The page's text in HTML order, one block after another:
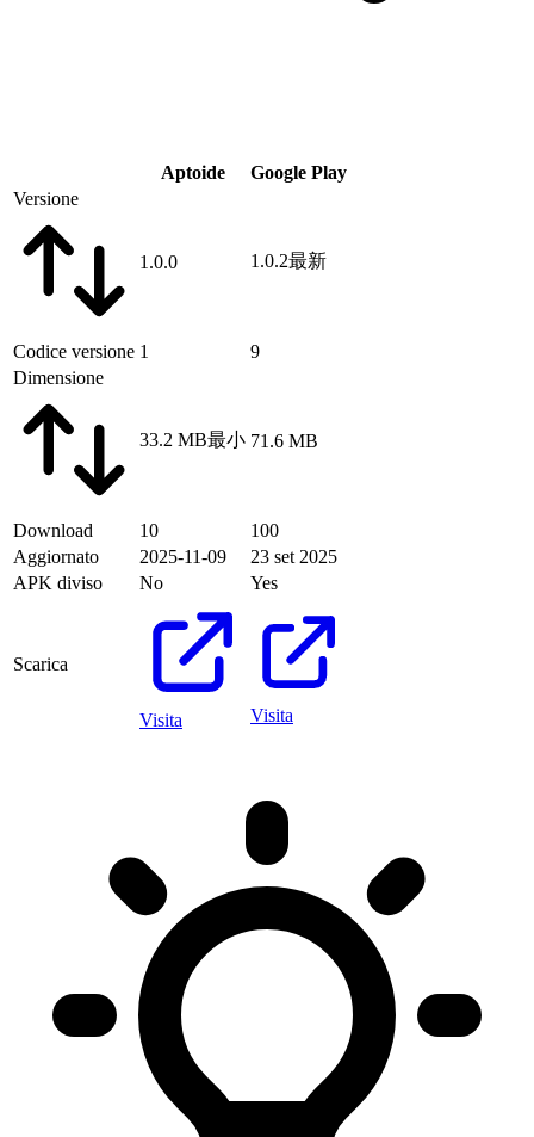
Aptoide
Google Play
Versione
1.0.0 1.0.2最新
Codice versione 1
9
Dimensione
33.2 MB最小 71.6 MB
Download 10
100
Aggiornato
2025-11-09
23 set 2025
APK diviso
No Yes
Scarica
Visita Visita